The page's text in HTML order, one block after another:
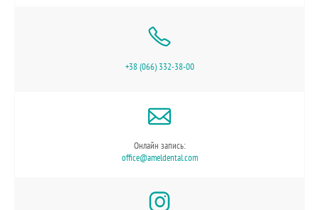
+38 (066) 332-38-00
Онлайн запись:
office@ameldental.com